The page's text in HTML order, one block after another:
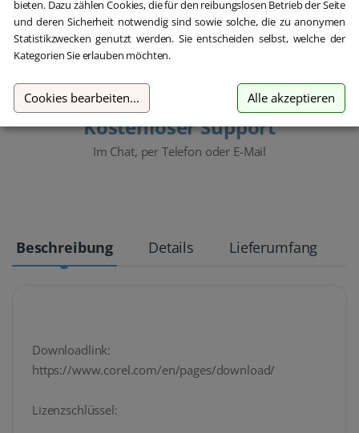
Kostenloser Support
Im Chat, per Telefon oder E-Mail
Beschreibung Details Lieferumfang
Downloadlink:
https://www.corel.com/en/pages/download/
Lizenzschlüssel:
bieten. Dazu zählen Cookies, die für den reibungslosen Betrieb der Seite
und deren Sicherheit notwendig sind sowie solche, die zu anonymen
Statistikzwecken genutzt werden. Sie entscheiden selbst, welche der
Kategorien Sie erlauben möchten.
Cookies bearbeiten... Alle akzeptieren